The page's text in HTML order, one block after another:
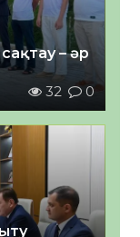
– әр
32 0